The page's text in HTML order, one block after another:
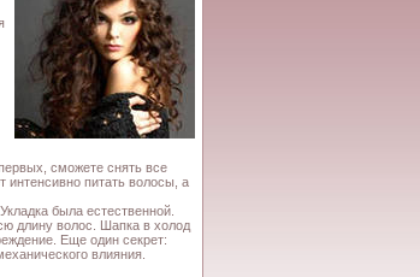
сможете снять все
интенсивно питать волосы, а
была естественной.
длину волос. Шапка в холод
Еще один секрет:
влияния.